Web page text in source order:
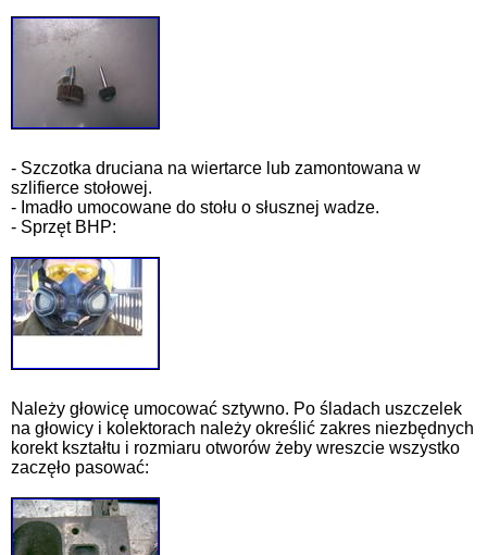
- Szczotka druciana na wiertarce lub zamontowana w
szlifierce stołowej.
- Imadło umocowane do stołu o słusznej wadze.
- Sprzęt BHP:
Należy głowicę umocować sztywno. Po śladach uszczelek
na głowicy i kolektorach należy określić zakres niezbędnych
korekt kształtu i rozmiaru otworów żeby wreszcie wszystko
zaczęło pasować: